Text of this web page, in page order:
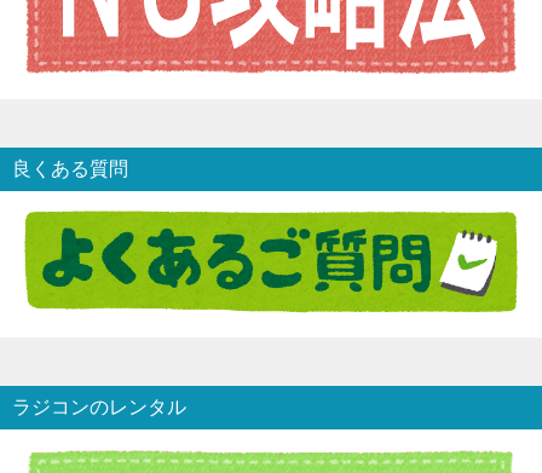
良くある質問
ラジコンのレンタル